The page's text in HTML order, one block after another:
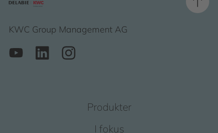
KWC Group Management AG
Produkter
I fokus